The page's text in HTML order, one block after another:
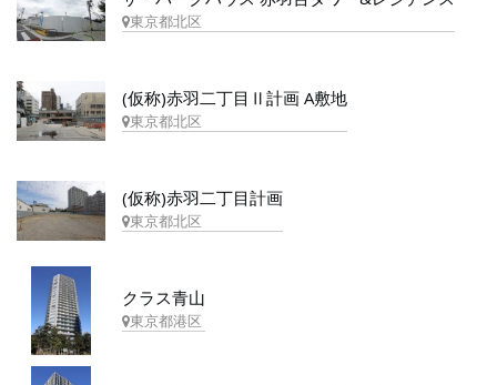
東京都北区
(仮称)赤羽二丁目Ⅱ計画 A敷地
東京都北区
(仮称)赤羽二丁目計画
東京都北区
クラス青山
東京都港区